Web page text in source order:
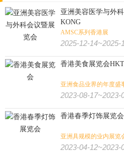
亚洲美容医学与外
KONG
AMSC系列香港展
2025-12-14~2025-
香港美食展览会
亚洲食品业界的年度盛
2023-08-17~2023-
香港春季灯饰展览
亚洲具规模的业内展览
2023-04-12~2023-